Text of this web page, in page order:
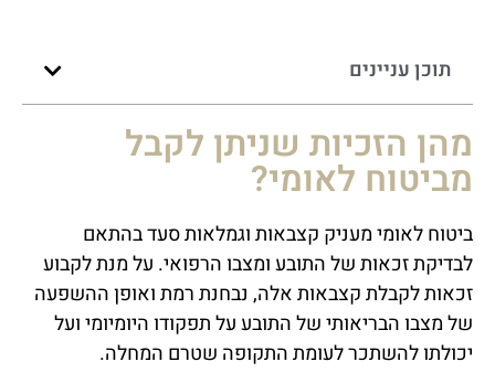
תוכן עניינים
מהן הזכיות שניתן לקבל
מביטוח לאומי?
ביטוח לאומי מעניק קצבאות וגמלאות סעד בהתאם
לבדיקת זכאות של התובע ומצבו הרפואי. על מנת לקבוע
זכאות לקבלת קצבאות אלה, נבחנת רמת ואופן ההשפעה
של מצבו הבריאותי של התובע על תפקודו היומיומי ועל
יכולתו להשתכר לעומת התקופה שטרם המחלה.